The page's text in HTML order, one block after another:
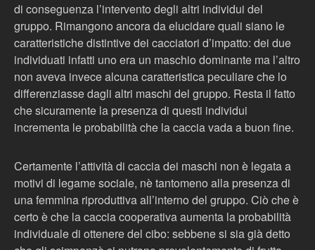
di conseguenza l’intervento degli altri individui del
gruppo. Rimangono ancora da elucidare quali siano le
caratteristiche distintive dei cacciatori d’impatto: dei due
individuati infatti uno era un maschio dominante ma l’altro
non aveva invece alcuna caratteristica peculiare che lo
differenziasse dagli altri maschi del gruppo. Resta il fatto
che sicuramente la presenza di questi individui
incrementa le probabilità che la caccia vada a buon fine.
Certamente l’attività di caccia dei maschi non è legata a
motivi di legame sociale, nè tantomeno alla presenza di
una femmina riproduttiva all’interno del gruppo. Ciò che è
certo è che la caccia cooperativa aumenta la probabilità
individuale di ottenere del cibo: sebbene si sia già detto